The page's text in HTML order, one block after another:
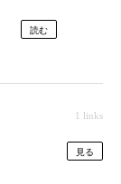
読む
1 links
見る